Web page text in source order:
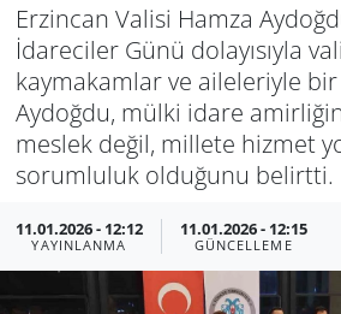
Erzincan Valisi Hamza
İdareciler Günü dolayısıyla
kaymakamlar ve aileleriyle
Aydoğdu, mülki idare
meslek değil, millete hizmet
sorumluluk olduğunu belirtti.
11.01.2026 - 12:12
YAYINLANMA
11.01.2026 - 12:15
GÜNCELLEME